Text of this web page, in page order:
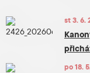
st 3. 6.
po 18.